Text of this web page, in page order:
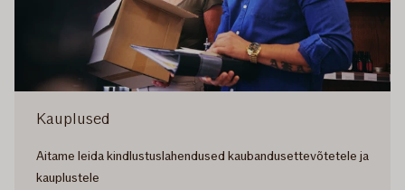
Kauplused
Aitame leida kindlustuslahendused kaubandusettevõtetele ja
kauplustele